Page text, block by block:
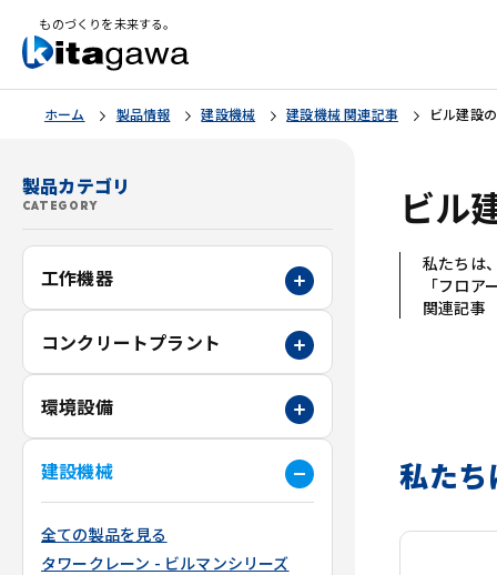
ものづくりを未来する。
ホーム 製品情報 建設機械 建設機械 関連記事 ビル建設
製品カテゴリ
CATEGORY
工作機器
コンクリートプラント
環境設備
建設機械
全ての製品を見る
タワークレーン - ビルマンシリーズ
ビル
私たちは
「フロ
関連記事
私たち